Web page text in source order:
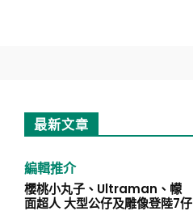
最新文章
編輯推介
櫻桃小丸子、Ultraman、幪
面超人 大型公仔及雕像登陸7仔